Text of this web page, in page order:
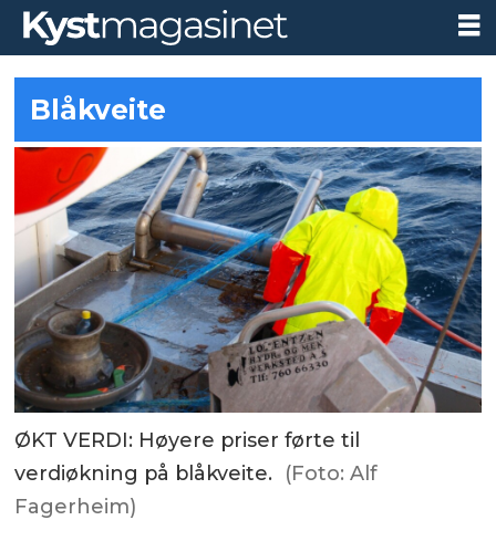
Blåkveite
ØKT VERDI: Høyere priser førte til
verdiøkning på blåkveite. (Foto: Alf
Fagerheim)